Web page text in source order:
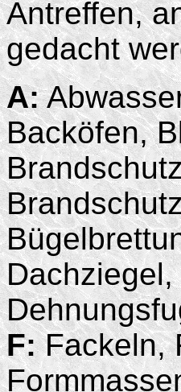
Antreffen,
gedacht
A:
Backöfen,
F:Fackeln,